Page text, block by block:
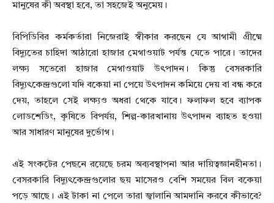
মানুষের কী অবস্থা হবে, তা সহজেই অনুমেয়।
বিপিডিবির কর্মকর্তারা নিজেরাই স্বীকার করছেন যে আগামী গ্রীষ্মে
বিদ্যুতের চাহিদা আঠারো হাজার মেগাওয়াট পর্যন্ত যেতে পারে। তাদের
লক্ষ্য সতেরো হাজার মেগাওয়াট উৎপাদন। কিন্তু বেসরকারি
বিদ্যুৎকেন্দ্রগুলো যদি বকেয়া না পেয়ে উৎপাদন কমিয়ে দেয় বা বন্ধ করে
দেয়, তাহলে সেই লক্ষ্যও অধরা থেকে যাবে। ফলাফল হবে ব্যাপক
লোডশেডিং, কৃষিতে বিপর্যয়, শিল্প-কারখানায় উৎপাদন ব্যাহত হওয়া
আর সাধারণ মানুষের দুর্ভোগ।
এই সংকটের পেছনে রয়েছে চরম অব্যবস্থাপনা আর দায়িত্বজ্ঞানহীনতা।
বেসরকারি বিদ্যুৎকেন্দ্রগুলোর ছয় মাসেরও বেশি সময়ের বিল বকেয়া
পড়ে আছে। এই টাকা না পেলে তারা জ্বালানি আমদানি করবে কীভাবে?